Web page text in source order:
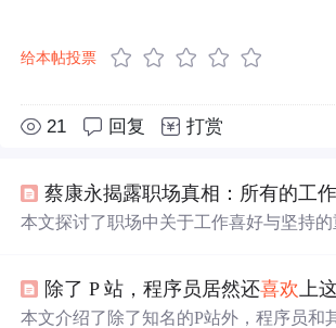
给本帖投票
21 回复 打赏
本文探讨了职场中关于工作喜好与坚持
跳槽的年轻小伙还是对工作热情减退的
了职场人对工作态度的迷茫。强调工作
除了 P 站，程序员居然还喜欢 上这
本文介绍了除了知名的P站外，程序员和